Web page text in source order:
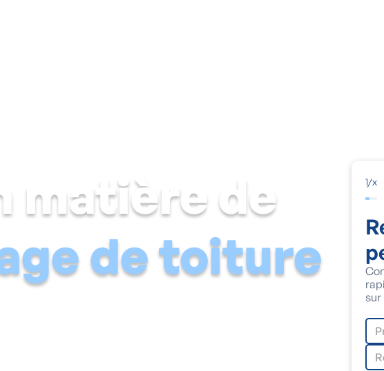
matière de
de toiture
1/x
sur